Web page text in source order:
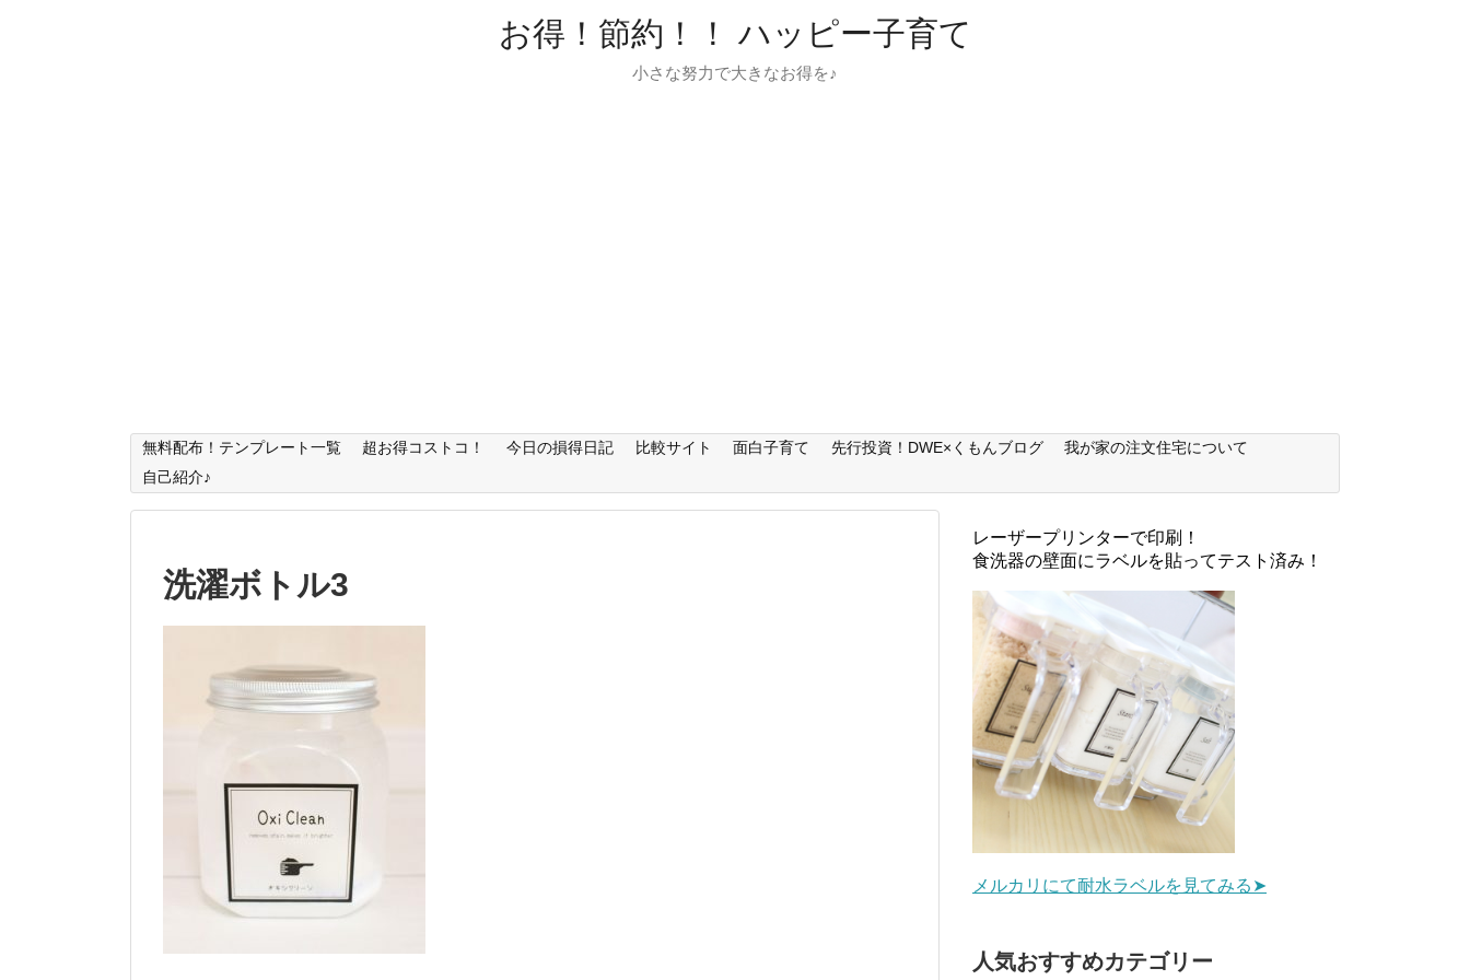
お得！節約！！ ハッピー子育て
小さな努力で大きなお得を♪
無料配布！テンプレート一覧 超お得コストコ！ 今日の損得日記 比較サイト 面白子育て 先行投資！DWE×くもんブログ
我が家の注文住宅について
自己紹介♪
洗濯ボトル3
レーザープリンターで印刷！
食洗器の壁面にラベルを貼ってテスト済み！
メルカリにて耐水ラベルを見てみる➤
人気おすすめカテゴリー